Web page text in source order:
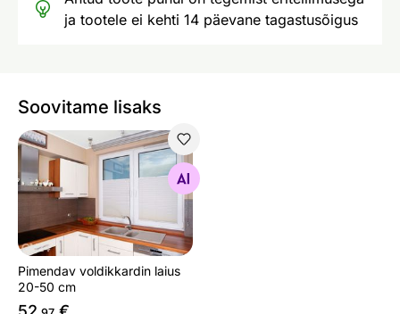
ja tootele ei kehti 14 päevane tagastusõigus
Soovitame lisaks
Pimendav voldikkardin laius 20-50 cm
Otsi sarnaseid
Pimendav voldikkardin laius
20-50 cm